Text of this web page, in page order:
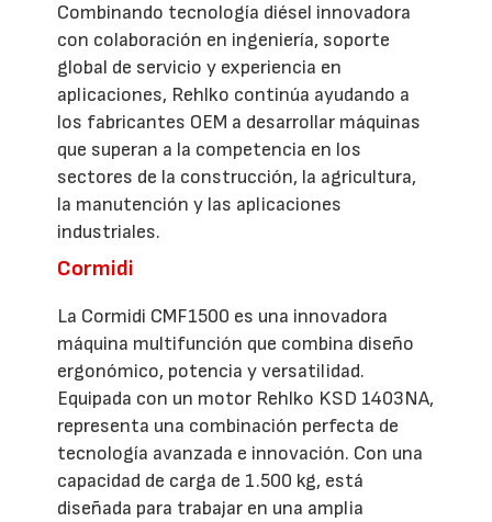
Combinando tecnología diésel innovadora
con colaboración en ingeniería, soporte
global de servicio y experiencia en
aplicaciones, Rehlko continúa ayudando a
los fabricantes OEM a desarrollar máquinas
que superan a la competencia en los
sectores de la construcción, la agricultura,
la manutención y las aplicaciones
industriales.
Cormidi
La Cormidi CMF1500 es una innovadora
máquina multifunción que combina diseño
ergonómico, potencia y versatilidad.
Equipada con un motor Rehlko KSD 1403NA,
representa una combinación perfecta de
tecnología avanzada e innovación. Con una
capacidad de carga de 1.500 kg, está
diseñada para trabajar en una amplia